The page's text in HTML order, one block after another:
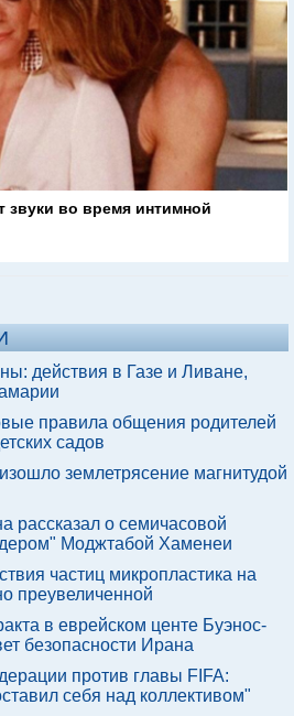
во время интимной
действия в Газе и Ливане,
правила общения родителей
садов
землетрясение магнитудой
рассказал о семичасовой
Моджтабой Хаменеи
частиц микропластика на
преувеличенной
в еврейском центе Буэнос-
безопасности Ирана
против главы FIFA:
себя над коллективом"